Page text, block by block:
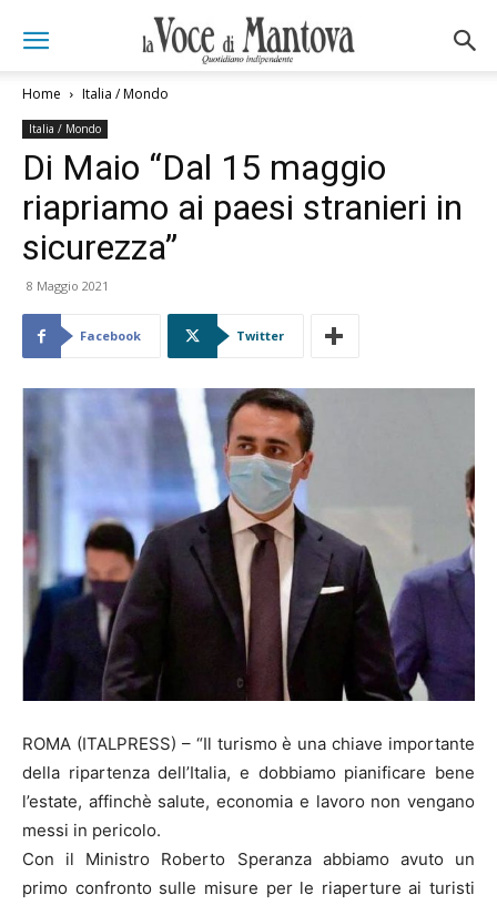
Home Italia / Mondo
Italia / Mondo
Di Maio “Dal 15 maggio
riapriamo ai paesi stranieri in
sicurezza”
8 Maggio 2021
Facebook Twitter
ROMA (ITALPRESS) – “Il turismo è una chiave importante
della ripartenza dell’Italia, e dobbiamo pianificare bene
l’estate, affinchè salute, economia e lavoro non vengano
messi in pericolo.
Con il Ministro Roberto Speranza abbiamo avuto un
primo confronto sulle misure per le riaperture ai turisti